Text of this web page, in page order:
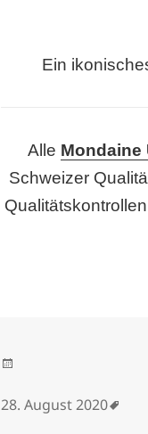
Ein
Alle Mondaine
Schweizer
28. August 2020